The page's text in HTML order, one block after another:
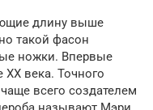
длину выше
такой фасон
ножки. Впервые
века. Точного
всего создателем